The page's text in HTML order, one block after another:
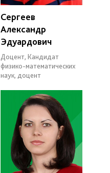
Сергеев
Александр
Эдуардович
Доцент, Кандидат
физико-математических
наук, доцент